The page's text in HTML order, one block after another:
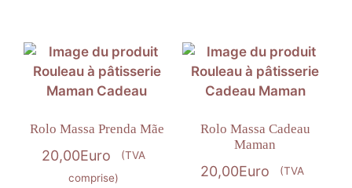
Rolo Massa Prenda Mãe
20,00Euro
(TVA
comprise)
Rolo Massa Cadeau
Maman
20,00Euro
(TVA